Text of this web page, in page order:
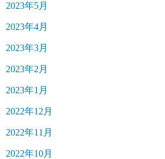
2023年5月
2023年4月
2023年3月
2023年2月
2023年1月
2022年12月
2022年11月
2022年10月